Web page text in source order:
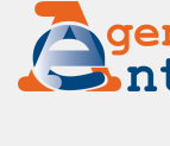
servizio